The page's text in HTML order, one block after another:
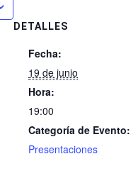
DETALLES
Fecha:
19 de junio
Hora:
19:00
Categoría de Evento:
Presentaciones